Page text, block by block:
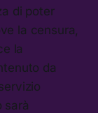
di poter
la censura,
la
da
sarà